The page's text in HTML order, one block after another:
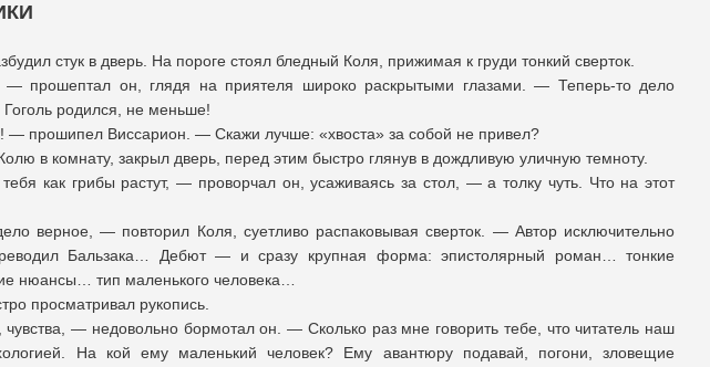
стук в дверь. На пороге стоял бледный Коля, прижимая к груди тонкий сверток.
прошептал он, глядя на приятеля широко раскрытыми глазами. — Теперь-то дело
родился, не меньше!
прошипел Виссарион. — Скажи лучше: «хвоста» за собой не привел?
в комнату, закрыл дверь, перед этим быстро глянув в дождливую уличную темноту.
как грибы растут, — проворчал он, усаживаясь за стол, — а толку чуть. Что на этот
верное, — повторил Коля, суетливо распаковывая сверток. — Автор исключительно
Бальзака… Дебют — и сразу крупная форма: эпистолярный роман… тонкие
нюансы… тип маленького человека…
просматривал рукопись.
— недовольно бормотал он. — Сколько раз мне говорить тебе, что читатель наш
На кой ему маленький человек? Ему авантюру подавай, погони, зловещие